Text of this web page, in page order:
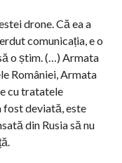
drone. Că ea a
comunicația, e o
o știm. (…) Armata
României, Armata
cu tratatele
fost deviată, este
din Rusia să nu